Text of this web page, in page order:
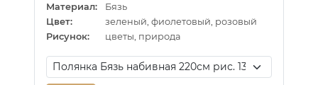
Материал:
Бязь
Цвет:
зеленый, фиолетовый, розовый
Рисунок:
цветы, природа